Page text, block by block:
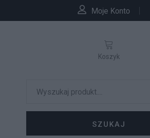
Moje Konto
SZUKAJ
Koszyk